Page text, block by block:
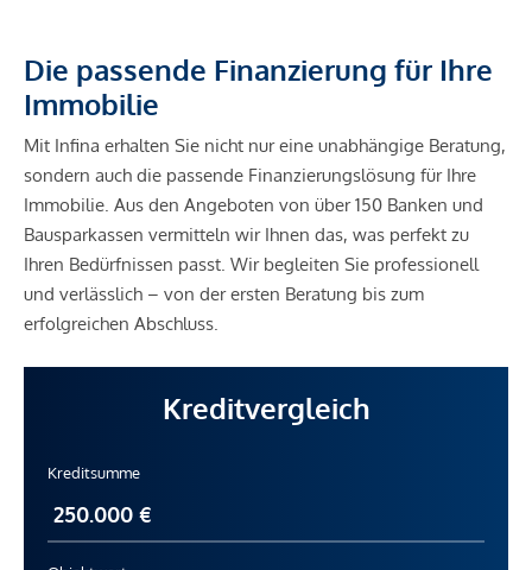
Die passende Finanzierung für Ihre
Immobilie
Mit Infina erhalten Sie nicht nur eine unabhängige Beratung,
sondern auch die passende Finanzierungslösung für Ihre
Immobilie. Aus den Angeboten von über 150 Banken und
Bausparkassen vermitteln wir Ihnen das, was perfekt zu
Ihren Bedürfnissen passt. Wir begleiten Sie professionell
und verlässlich – von der ersten Beratung bis zum
erfolgreichen Abschluss.
Kreditvergleich
Kreditsumme